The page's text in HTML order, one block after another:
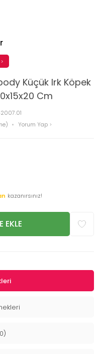
Küçük Irk Köpek
Cm
Yorum Yap
kazanırsınız!
EKLE